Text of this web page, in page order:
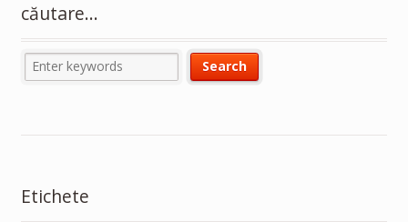
căutare…
Etichete